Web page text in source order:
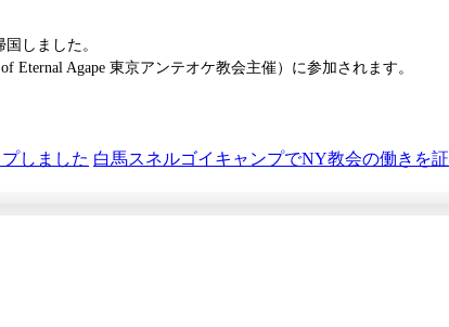
しました。
Agape 東京アンテオケ教会主催）に参加されます。
しました 白馬スネルゴイキャンプでNY教会の働きを証